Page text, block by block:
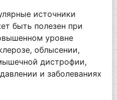
источники
быть полезен при
уровне
облысении,
дистрофии,
и заболеваниях